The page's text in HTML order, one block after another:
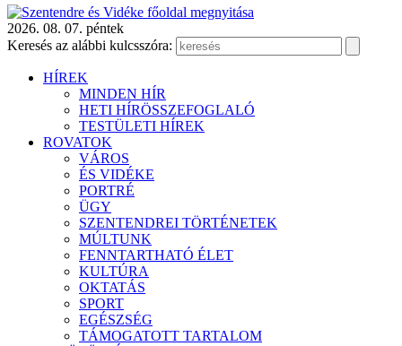
2026. 08. 07. péntek
Keresés az alábbi kulcsszóra:
HÍREK
MINDEN HÍR
HETI HÍRÖSSZEFOGLALÓ
TESTÜLETI HÍREK
ROVATOK
VÁROS
ÉS VIDÉKE
PORTRÉ
ÜGY
SZENTENDREI TÖRTÉNETEK
MÚLTUNK
FENNTARTHATÓ ÉLET
KULTÚRA
OKTATÁS
SPORT
EGÉSZSÉG
TÁMOGATOTT TARTALOM